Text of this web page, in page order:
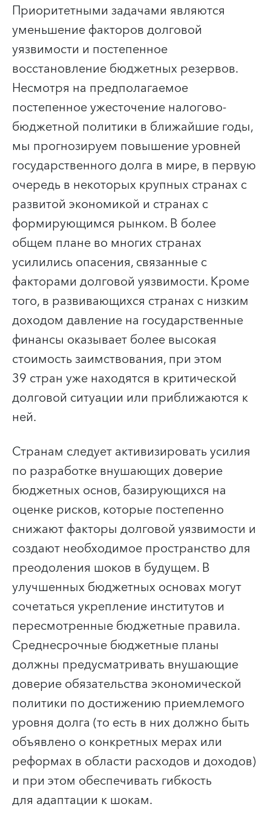
Приоритетными задачами являются
уменьшение факторов долговой
уязвимости и постепенное
восстановление бюджетных резервов.
Несмотря на предполагаемое
постепенное ужесточение налогово-
бюджетной политики в ближайшие годы,
мы прогнозируем повышение уровней
государственного долга в мире, в первую
очередь в некоторых крупных странах с
развитой экономикой и странах с
формирующимся рынком. В более
общем плане во многих странах
усилились опасения, связанные с
факторами долговой уязвимости. Кроме
того, в развивающихся странах с низким
доходом давление на государственные
финансы оказывает более высокая
стоимость заимствования, при этом
39 стран уже находятся в критической
долговой ситуации или приближаются к
ней.
Странам следует активизировать усилия
по разработке внушающих доверие
бюджетных основ, базирующихся на
оценке рисков, которые постепенно
снижают факторы долговой уязвимости и
создают необходимое пространство для
преодоления шоков в будущем. В
улучшенных бюджетных основах могут
сочетаться укрепление институтов и
пересмотренные бюджетные правила.
Среднесрочные бюджетные планы
должны предусматривать внушающие
доверие обязательства экономической
политики по достижению приемлемого
уровня долга (то есть в них должно быть
объявлено о конкретных мерах или
реформах в области расходов и доходов)
и при этом обеспечивать гибкость
для адаптации к шокам.